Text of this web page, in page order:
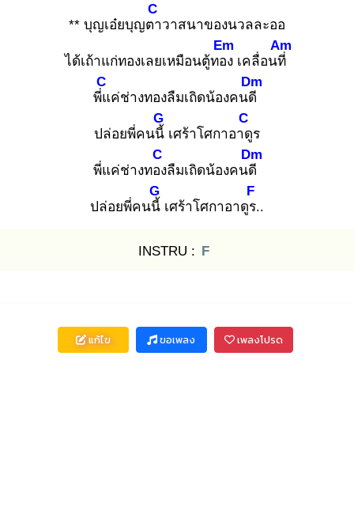
** บุญเอ๋ยบุญตา
C
วาสนาของนวลละออ
ได้เถ้าแก่ทองเลยเหมือนตู้ทอง
Em
เคลื่อนที่
Am
พี่แ
C
ค่ช่างทองลืมเถิดน้องคนดี
Dm
ปล่อยพี่คนนี้
G
เศร้าโศกาอาดู
C
ร
พี่แค่ช่างทอง
C
ลืมเถิดน้องคนดี
Dm
ปล่อยพี่คนนี้
G
เศร้าโศกาอาดูร.
F
.
INSTRU : F
แก้ไข ขอเพลง เพลงโปรด